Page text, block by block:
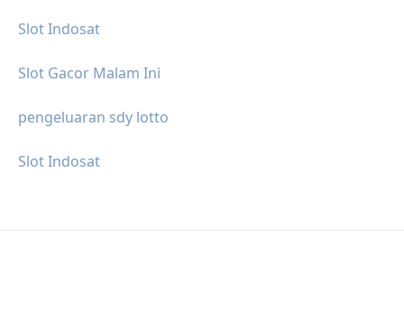
Slot Indosat
Slot Gacor Malam Ini
pengeluaran sdy lotto
Slot Indosat